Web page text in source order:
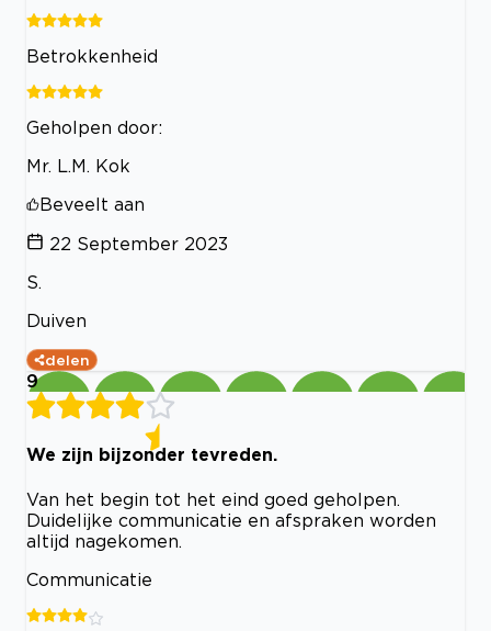
Betrokkenheid
Geholpen door:
Mr. L.M. Kok
Beveelt aan
22 September 2023
S.
Duiven
delen
9
We zijn bijzonder tevreden.
Van het begin tot het eind goed geholpen.
Duidelijke communicatie en afspraken worden
altijd nagekomen.
Communicatie